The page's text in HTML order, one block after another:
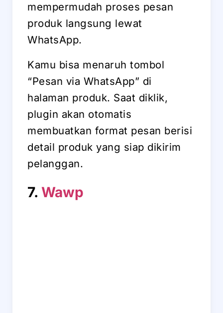
mempermudah proses pesan
produk langsung lewat
WhatsApp.
Kamu bisa menaruh tombol
“Pesan via WhatsApp” di
halaman produk. Saat diklik,
plugin akan otomatis
membuatkan format pesan berisi
detail produk yang siap dikirim
pelanggan.
7. Wawp